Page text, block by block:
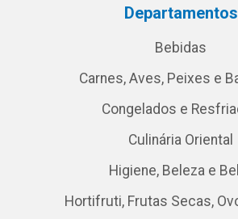
Departamentos
Bebidas
Carnes, Aves, Peixes e
Congelados e
Culinária Oriental
Higiene, Beleza e
Hortifruti, Frutas Secas,